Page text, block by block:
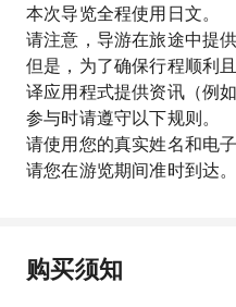
本次导览全程使用日文。
请注意，导游在旅途中提
但是，为了确保行程顺利
译应用程式提供资讯（例
参与时请遵守以下规则。
请使用您的真实姓名和电
请您在游览期间准时到达
购买须知